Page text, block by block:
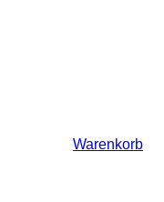
Warenkorb